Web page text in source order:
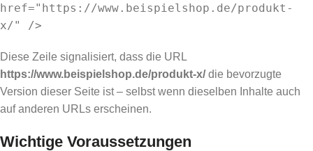
href="https://www.beispielshop.de/produkt-
x/" />
Diese Zeile signalisiert, dass die URL
https://www.beispielshop.de/produkt-x/die bevorzugte
Version dieser Seite ist – selbst wenn dieselben Inhalte auch
auf anderen URLs erscheinen.
Wichtige Voraussetzungen